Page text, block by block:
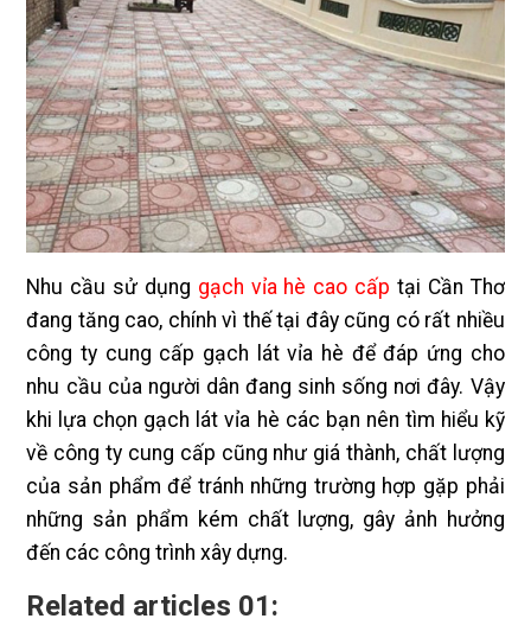
Nhu cầu sử dụng gạch vỉa hè cao cấp tại Cần Thơ
đang tăng cao, chính vì thế tại đây cũng có rất nhiều
công ty cung cấp gạch lát vỉa hè để đáp ứng cho
nhu cầu của người dân đang sinh sống nơi đây. Vậy
khi lựa chọn gạch lát vỉa hè các bạn nên tìm hiểu kỹ
về công ty cung cấp cũng như giá thành, chất lượng
của sản phẩm để tránh những trường hợp gặp phải
những sản phẩm kém chất lượng, gây ảnh hưởng
đến các công trình xây dựng.
Related articles 01: